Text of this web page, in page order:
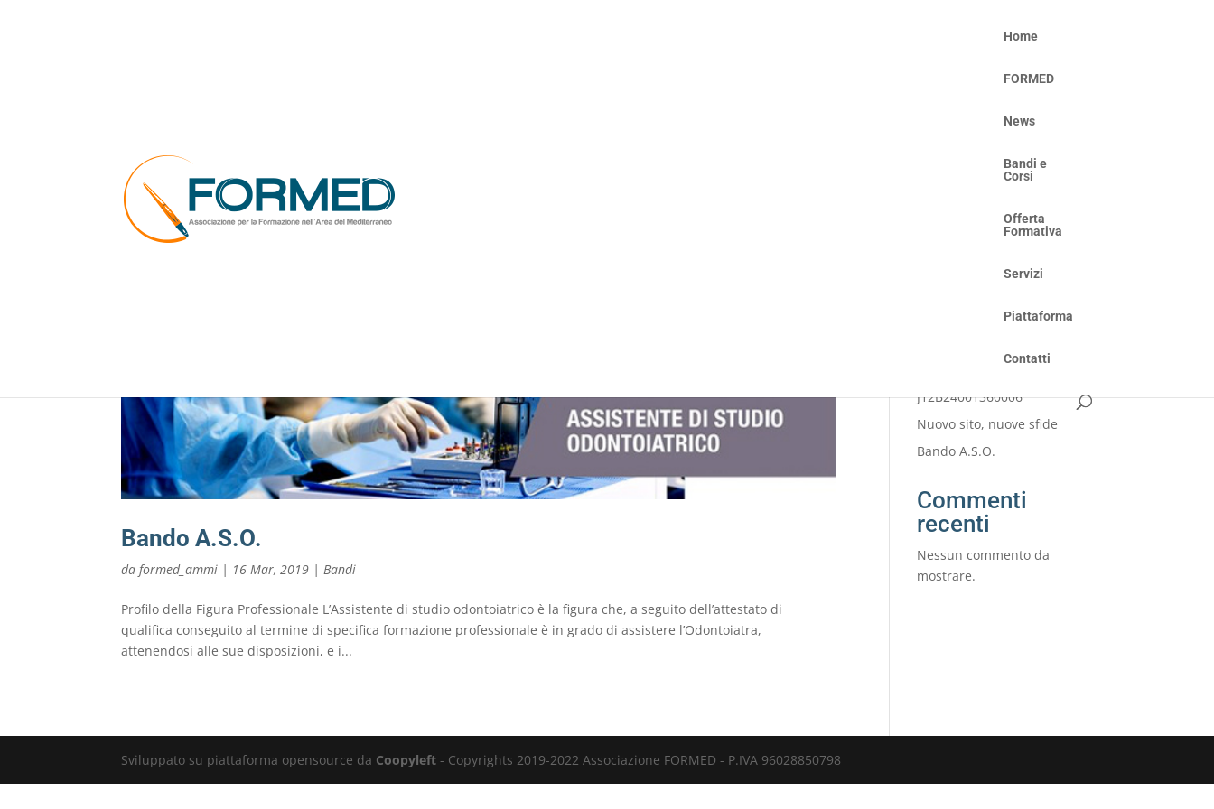
Home
FORMED
News
Bandi e
Corsi
Offerta
Formativa
Servizi
Piattaforma
Contatti
Bando A.S.O.
daformed_ammi | 16 Mar, 2019 |Bandi
Profilo della Figura Professionale L’Assistente di studio odontoiatrico è la figura che, a seguito dell’attestato di
qualifica conseguito al termine di specifica formazione professionale è in grado di assistere l’Odontoiatra,
attenendosi alle sue disposizioni, e i...
GAL Terre Vibonesi Piano
Misura 1 – Intervento 1.1.1
professionale e azioni
delle competenze” –
J12B24001360006
Nuovo sito, nuove sfide
Bando A.S.O.
Commenti
recenti
Nessun commento da
mostrare.
Sviluppato su piattaforma opensource da Coopyleft - Copyrights 2019-2022 Associazione FORMED - P.IVA 96028850798